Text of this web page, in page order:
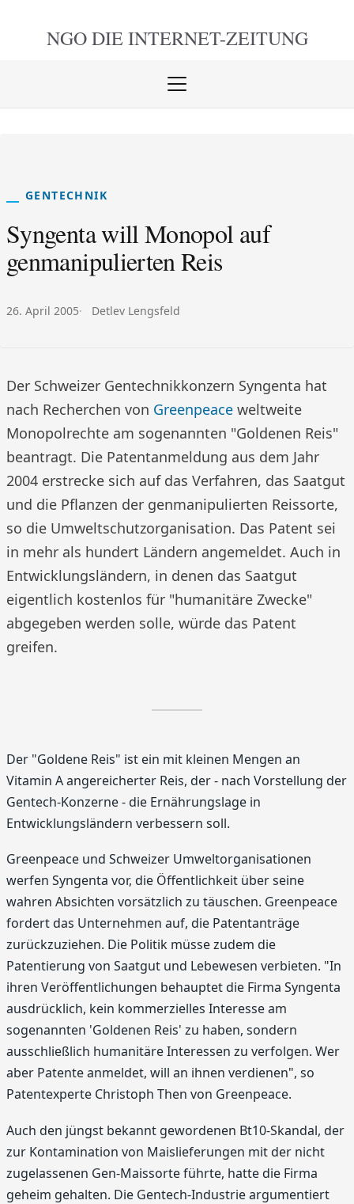
NGO DIE INTERNET-ZEITUNG
Menü
GENTECHNIK
Syngenta will Monopol auf
genmanipulierten Reis
Veröffentlicht am:
26. April 2005 Autor:
Detlev Lengsfeld
Der Schweizer Gentechnikkonzern Syngenta hat
nach Recherchen von Greenpeace weltweite
Monopolrechte am sogenannten "Goldenen Reis"
beantragt. Die Patentanmeldung aus dem Jahr
2004 erstrecke sich auf das Verfahren, das Saatgut
und die Pflanzen der genmanipulierten Reissorte,
so die Umweltschutzorganisation. Das Patent sei
in mehr als hundert Ländern angemeldet. Auch in
Entwicklungsländern, in denen das Saatgut
eigentlich kostenlos für "humanitäre Zwecke"
abgegeben werden solle, würde das Patent
greifen.
Der "Goldene Reis" ist ein mit kleinen Mengen an
Vitamin A angereicherter Reis, der - nach Vorstellung der
Gentech-Konzerne - die Ernährungslage in
Entwicklungsländern verbessern soll.
Greenpeace und Schweizer Umweltorganisationen
werfen Syngenta vor, die Öffentlichkeit über seine
wahren Absichten vorsätzlich zu täuschen. Greenpeace
fordert das Unternehmen auf, die Patentanträge
zurückzuziehen. Die Politik müsse zudem die
Patentierung von Saatgut und Lebewesen verbieten. "In
ihren Veröffentlichungen behauptet die Firma Syngenta
ausdrücklich, kein kommerzielles Interesse am
sogenannten 'Goldenen Reis' zu haben, sondern
ausschließlich humanitäre Interessen zu verfolgen. Wer
aber Patente anmeldet, will an ihnen verdienen", so
Patentexperte Christoph Then von Greenpeace.
Auch den jüngst bekannt gewordenen Bt10-Skandal, der
zur Kontamination von Maislieferungen mit der nicht
zugelassenen Gen-Maissorte führte, hatte die Firma
geheim gehalten. Die Gentech-Industrie argumentiert